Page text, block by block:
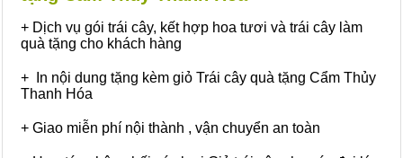
+ Dịch vụ gói trái cây, kết hợp hoa tươi và trái cây làm
quà tặng cho khách hàng
+ In nội dung tặng kèm giỏ Trái cây quà tặng Cẩm Thủy
Thanh Hóa
+ Giao miễn phí nội thành , vận chuyển an toàn